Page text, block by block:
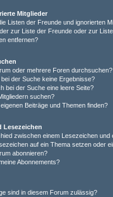
Mitglieder
Listen der Freunde und ignorierten
zur Liste der Freunde oder zur
entfernen?
oder mehrere Foren durchsuchen?
der Suche keine Ergebnisse?
bei der Suche eine leere Seite?
suchen?
Beiträge und Themen finden?
Lesezeichen
zwischen einem Lesezeichen
auf ein Thema setzen oder
abonnieren?
Abonnements?
sind in diesem Forum zulässig?